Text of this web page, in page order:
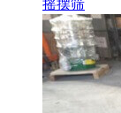
摇摆筛